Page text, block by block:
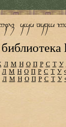
Л М Н О П Р С Т У
Л М Н О П Р С Т У
Л М Н О П Р С Т У